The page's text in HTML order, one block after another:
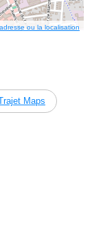
ou la localisation
Maps